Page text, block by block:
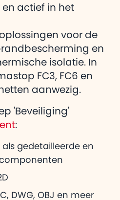
en actief in het
voor de
en
isolatie. In
FC3, FC6 en
aanwezig.
'Beveiliging'
:
gedetailleerde en
DWG, OBJ en meer